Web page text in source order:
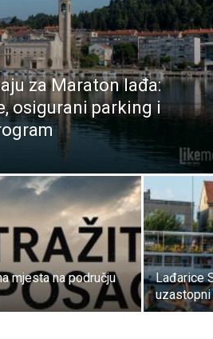
za Maraton lađa:
osigurani parking i
mjesta na području
Lađarice
uzastopni